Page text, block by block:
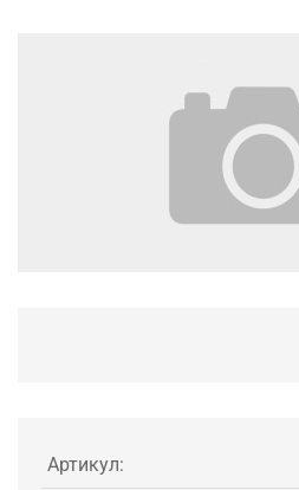
Артикул: